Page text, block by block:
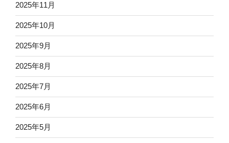
2025年11月
2025年10月
2025年9月
2025年8月
2025年7月
2025年6月
2025年5月